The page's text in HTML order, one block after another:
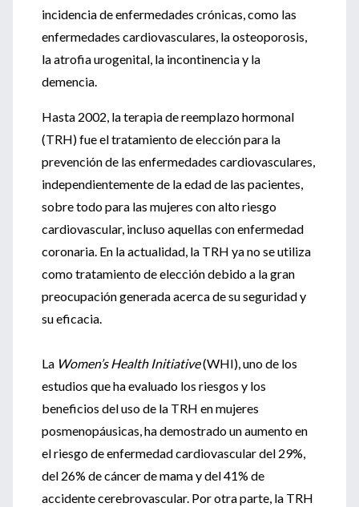
incidencia de enfermedades crónicas, como las
enfermedades cardiovasculares, la osteoporosis,
la atrofia urogenital, la incontinencia y la
demencia.
Hasta 2002, la terapia de reemplazo hormonal
(TRH) fue el tratamiento de elección para la
prevención de las enfermedades cardiovasculares,
independientemente de la edad de las pacientes,
sobre todo para las mujeres con alto riesgo
cardiovascular, incluso aquellas con enfermedad
coronaria. En la actualidad, la TRH ya no se utiliza
como tratamiento de elección debido a la gran
preocupación generada acerca de su seguridad y
su eficacia.
La Women’s Health Initiative(WHI), uno de los
estudios que ha evaluado los riesgos y los
beneficios del uso de la TRH en mujeres
posmenopáusicas, ha demostrado un aumento en
el riesgo de enfermedad cardiovascular del 29%,
del 26% de cáncer de mama y del 41% de
accidente cerebrovascular. Por otra parte, la TRH